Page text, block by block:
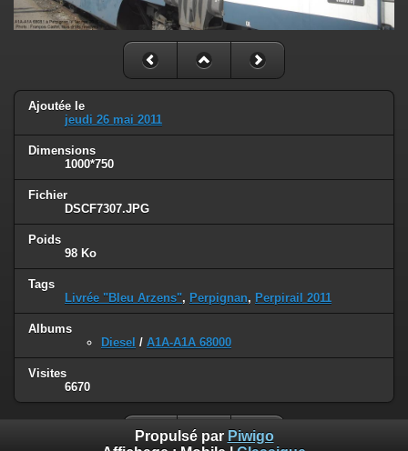
Ajoutée le
jeudi 26 mai 2011
Dimensions
1000*750
Fichier
DSCF7307.JPG
Poids
98 Ko
Tags
Livrée "Bleu Arzens", Perpignan, Perpirail 2011
Albums
Diesel / A1A-A1A 68000
Visites
6670
Propulsé par Piwigo